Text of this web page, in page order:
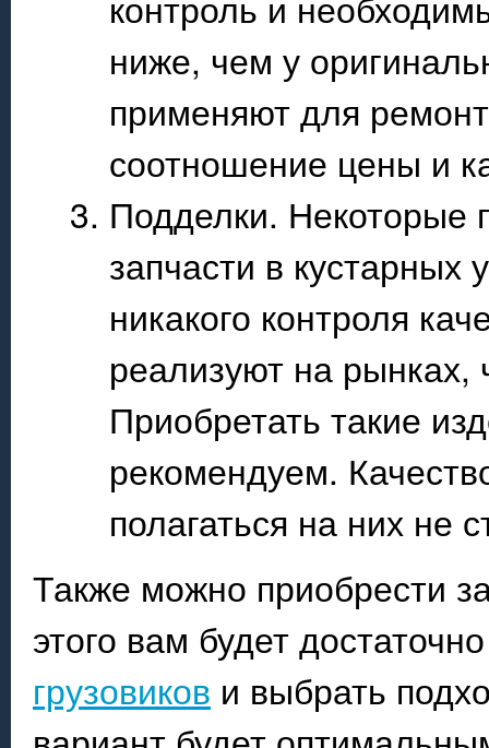
ниже, чем у
применяют для
соотношение цены и
Подделки. Некоторые
запчасти в кустарных
никакого контроля
реализуют на
Приобретать такие
рекомендуем.
полагаться на них не
Также можно приобрести
этого вам будет
грузовиков и выбрать